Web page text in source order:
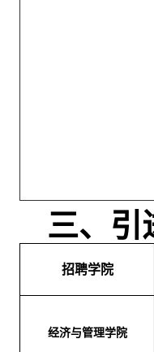
三、引
招聘学院
经济与管理学院